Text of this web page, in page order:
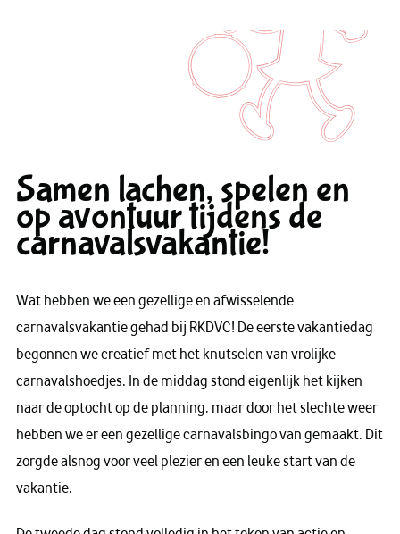
Samen lachen, spelen en
op avontuur tijdens de
carnavalsvakantie!
Wat hebben we een gezellige en afwisselende
carnavalsvakantie gehad bij RKDVC! De eerste vakantiedag
begonnen we creatief met het knutselen van vrolijke
carnavalshoedjes. In de middag stond eigenlijk het kijken
naar de optocht op de planning, maar door het slechte weer
hebben we er een gezellige carnavalsbingo van gemaakt. Dit
zorgde alsnog voor veel plezier en een leuke start van de
vakantie.